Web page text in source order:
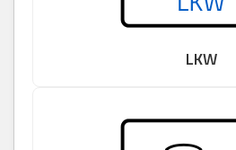
LKW